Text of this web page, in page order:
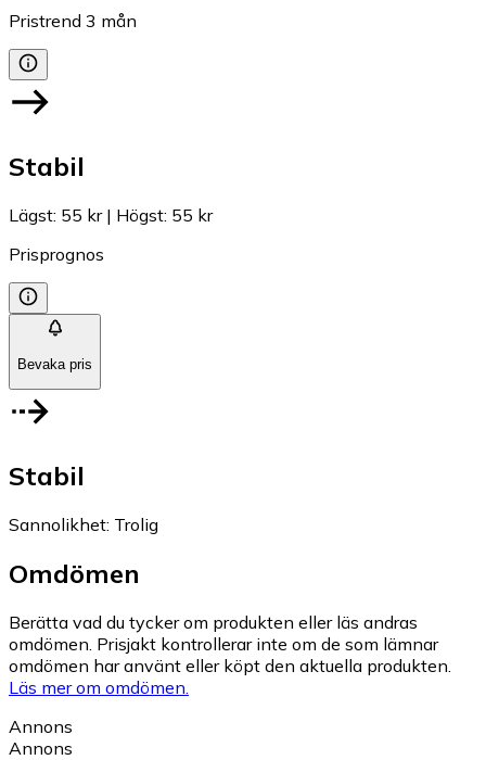
Pristrend 3 mån
Stabil
Lägst: 55 kr| Högst: 55 kr
Prisprognos
Bevaka pris
Stabil
Sannolikhet: Trolig
Omdömen
Berätta vad du tycker om produkten eller läs andras
omdömen. Prisjakt kontrollerar inte om de som lämnar
omdömen har använt eller köpt den aktuella produkten.
Läs mer om omdömen.
Annons
Annons